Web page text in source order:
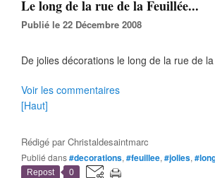
Le long de la rue de la Feuillée...
Publié le 22 Décembre 2008
De jolies décorations le long de la rue de
Voir les commentaires
[Haut]
Rédigé parChristaldesaintmarc
Publié dans#decorations, #feuillee, #jolies,
Repost 0